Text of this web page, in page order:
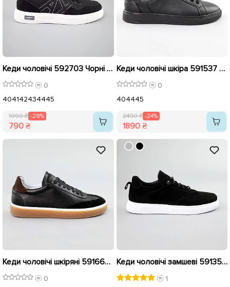
Кеди чоловічі 592703 Чорні розпродаж
0
404142434445
1090 ₴ -28%
790 ₴
Кеди чоловічі шкіра 591537 Чорні розпродаж
0
404445
2490 ₴ -24%
1890 ₴
Кеди чоловічі шкіряні 591666 Чорні розпродаж
0
Кеди чоловічі замшеві 591352 Чорні
1